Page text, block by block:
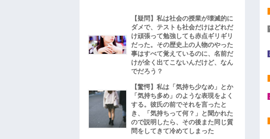
【疑問】私は社会の授業が壊滅的に
ダメで、テストも社会だけはどれだ
け頑張って勉強しても赤点ギリギリ
だった。その歴史上の人物のやった
事はすべて覚えているのに、名前だ
けが全く出てこないんだけど、なん
でだろう？
【驚愕】私は「気持ち少なめ」とか
「気持ち多め」のような表現をよく
する。彼氏の前でそれを言ったと
き、「気持ちって何？」と聞かれた
ので説明したら、その後また同じ質
問をしてきて冷めてしまった